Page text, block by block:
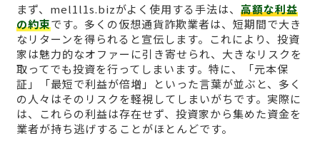
まず、mel1l1s.bizがよく使用する手法は、 高額な利益
の約束です。多くの仮想通貨詐欺業者は、短期間で大き
なリターンを得られると宣伝します。これにより、投資
家は魅力的なオファーに引き寄せられ、大きなリスクを
取ってでも投資を行ってしまいます。特に、「元本保
証」「最短で利益が倍増」といった言葉が並ぶと、多く
の人々はそのリスクを軽視してしまいがちです。実際に
は、これらの利益は存在せず、投資家から集めた資金を
業者が持ち逃げすることがほとんどです。